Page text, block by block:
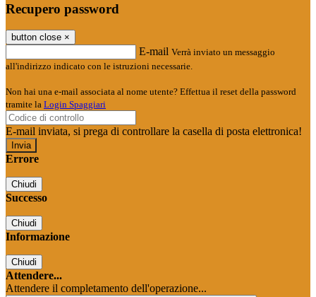
Recupero password
button close ×
E-mail Verrà inviato un messaggio
all'indirizzo indicato con le istruzioni necessarie.
Non hai una e-mail associata al nome utente? Effettua il reset della password
tramite la Login Spaggiari
E-mail inviata, si prega di controllare la casella di posta elettronica!
Errore
Chiudi
Successo
Chiudi
Informazione
Chiudi
Attendere...
Attendere il completamento dell'operazione...